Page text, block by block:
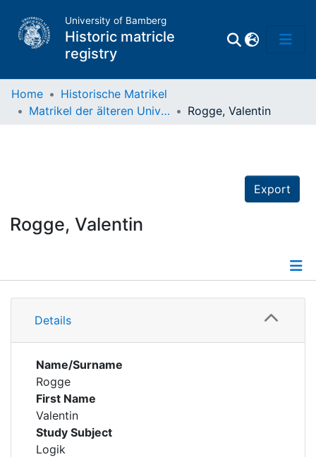
University of Bamberg
Historic matricle
registry
Home
Historische Matrikel
Matrikel der älteren Universität
Rogge, Valentin
Export
Rogge, Valentin
Details
Details
Name/Surname
Rogge
First Name
Valentin
Study Subject
Logik